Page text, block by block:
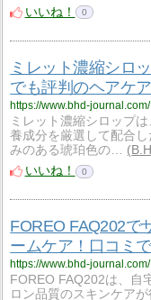
いいね！
0
ミレット濃縮シロ
でも評判のヘアケ
https://www.bhd-
ミレット濃縮シロップ
養成分を厳選して配合
みのある琥珀色の…
いいね！
0
FOREO FAQ202で
ームケア！口コミ
https://www.bhd-
FOREO FAQ202は、自
ロン品質のスキンケア